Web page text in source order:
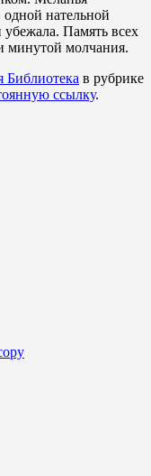
нательной
Память всех
минутой молчания.
Библиотека в рубрике
ссылку.